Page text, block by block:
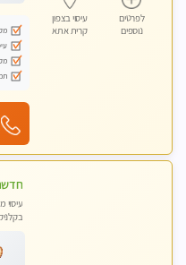
לפרטים
נוספים
עיסוי בצפון
קרית אתא
עיסוי